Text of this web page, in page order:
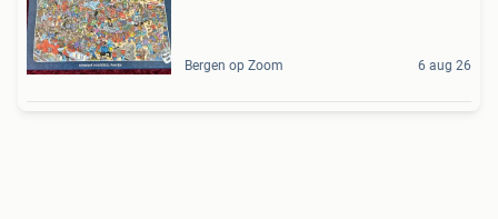
Bergen op Zoom 6 aug 26